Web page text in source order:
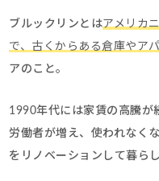
ブルックリンとはアメリカ
で、古くからある倉庫やア
アのこと。
1990年代には家賃の高騰が
労働者が増え、使われなく
をリノベーションして暮ら